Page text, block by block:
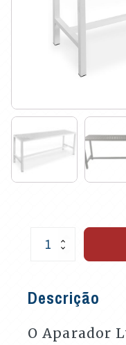
Aparador
Externa
quantidade
Descrição
O Aparador